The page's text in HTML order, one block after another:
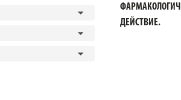
ДЕЙСТВИЕ.